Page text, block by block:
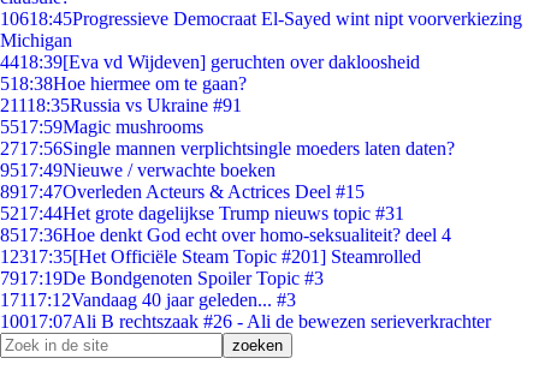
10618:45Progressieve Democraat El-Sayed wint nipt voorverkiezing
Michigan
4418:39[Eva vd Wijdeven] geruchten over dakloosheid
518:38Hoe hiermee om te gaan?
21118:35Russia vs Ukraine #91
5517:59Magic mushrooms
2717:56Single mannen verplichtsingle moeders laten daten?
9517:49Nieuwe / verwachte boeken
8917:47Overleden Acteurs & Actrices Deel #15
5217:44Het grote dagelijkse Trump nieuws topic #31
8517:36Hoe denkt God echt over homo-seksualiteit? deel 4
12317:35[Het Officiële Steam Topic #201] Steamrolled
7917:19De Bondgenoten Spoiler Topic #3
17117:12Vandaag 40 jaar geleden... #3
10017:07Ali B rechtszaak #26 - Ali de bewezen serieverkrachter